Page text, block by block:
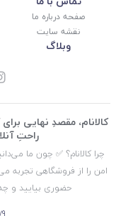
صفحه درباره ما
نقشه سایت
وبلاگ
کالانام، مقصدِ نهایی
راحتِ
چرا کالانام؟ ✅ چون ما
امن را از فروشگاهی تجربه
حضوری بیایید و